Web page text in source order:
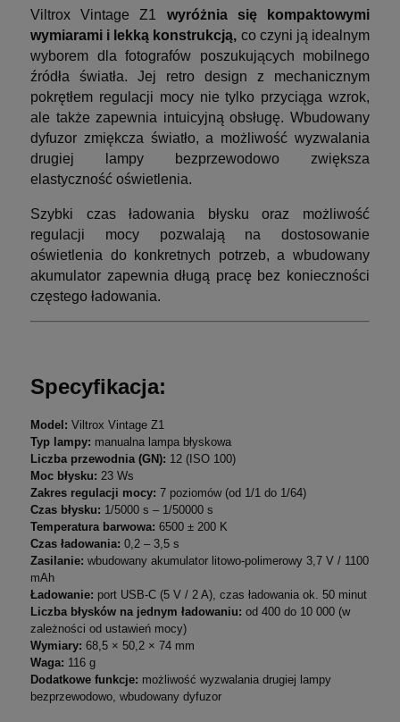
Viltrox Vintage Z1 wyróżnia się kompaktowymi
wymiarami i lekką konstrukcją, co czyni ją idealnym
wyborem dla fotografów poszukujących mobilnego
źródła światła. Jej retro design z mechanicznym
pokrętłem regulacji mocy nie tylko przyciąga wzrok,
ale także zapewnia intuicyjną obsługę. Wbudowany
dyfuzor zmiękcza światło, a możliwość wyzwalania
drugiej lampy bezprzewodowo zwiększa
elastyczność oświetlenia.
Szybki czas ładowania błysku oraz możliwość
regulacji mocy pozwalają na dostosowanie
oświetlenia do konkretnych potrzeb, a wbudowany
akumulator zapewnia długą pracę bez konieczności
częstego ładowania.
Specyfikacja:
Model: Viltrox Vintage Z1
Typ lampy: manualna lampa błyskowa
Liczba przewodnia (GN): 12 (ISO 100)
Moc błysku: 23 Ws
Zakres regulacji mocy: 7 poziomów (od 1/1 do 1/64)
Czas błysku: 1/5000 s – 1/50000 s
Temperatura barwowa: 6500 ± 200 K
Czas ładowania: 0,2 – 3,5 s
Zasilanie: wbudowany akumulator litowo-polimerowy 3,7 V / 1100
mAh
Ładowanie: port USB-C (5 V / 2 A), czas ładowania ok. 50 minut
Liczba błysków na jednym ładowaniu: od 400 do 10 000 (w
zależności od ustawień mocy)
Wymiary: 68,5 × 50,2 × 74 mm
Waga: 116 g
Dodatkowe funkcje: możliwość wyzwalania drugiej lampy
bezprzewodowo, wbudowany dyfuzor